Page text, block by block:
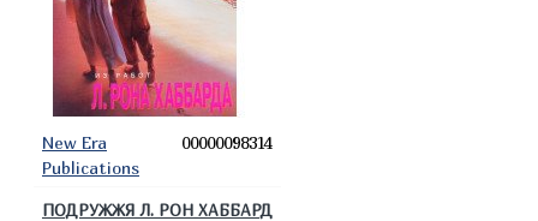
New Era
Publications
00000098314
ПОДРУЖЖЯ Л. РОН ХАББАРД